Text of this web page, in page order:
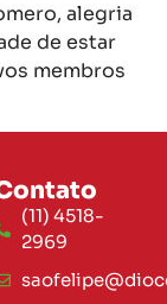
alegria
de estar
membros
(11) 4518-
2969